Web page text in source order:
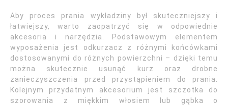
Aby proces prania wykładziny był skuteczniejszy i
łatwiejszy, warto zaopatrzyć się w odpowiednie
akcesoria i narzędzia. Podstawowym elementem
wyposażenia jest odkurzacz z różnymi końcówkami
dostosowanymi do różnych powierzchni – dzięki temu
można skutecznie usunąć kurz oraz drobne
zanieczyszczenia przed przystąpieniem do prania.
Kolejnym przydatnym akcesorium jest szczotka do
szorowania z miękkim włosiem lub gąbka o